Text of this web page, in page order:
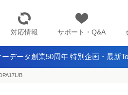
対応情報 サポート・Q&A
ーデータ創業50周年 特別企画・最新
B